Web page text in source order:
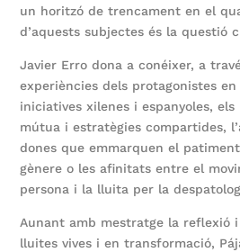
un horitzó de trencament en el
d’aquests subjectes és la questió
Javier Erro dona a conéixer, a
experiències dels protagonistes
iniciatives xilenes i espanyoles, els
mútua i estratègies compartides,
dones que emmarquen el
gènere o les afinitats entre el
persona i la lluita per la
Aunant amb mestratge la reflexió
lluites vives i en transformació,